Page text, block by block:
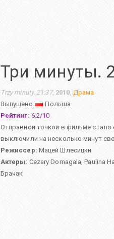
Три минуты.
Trzy minuty. 21:37, 2010, Драма
Выпущено
Польша
Рейтинг: 6.2/10
Отправной точкой в фильме стало
выключили на несколько минут
Режиссер: Мацей Шлесицки
Актеры: Cezary Domagala,Paulina
Брачак